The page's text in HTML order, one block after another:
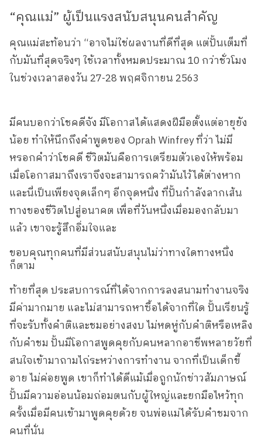
“คุณแม่” ผู้เป็นแรงสนับสนุนคนสำคัญ
คุณแม่สะท้อนว่า “อาจไม่ใช่ผลงานที่ดีที่สุด แต่ปั้นเต็มที่
กับมันที่สุดจริงๆ ใช้เวลาทั้งหมดประมาณ 10 กว่าชั่วโมง
ในช่วงเวลาสองวัน 27-28 พฤศจิกายน 2563
มีคนบอกว่าโชคดีจัง มีโอกาสได้แสดงฝีมือตั้งแต่อายุยัง
น้อย ทำให้นึกถึงคำพูดของ Oprah Winfrey ที่ว่า ไม่มี
หรอกคำว่าโชคดี ชีวิตมันคือการเตรียมตัวเองให้พร้อม
เมื่อโอกาสมาถึงเราจึงจะสามารถคว้ามันไว้ได้ต่างหาก
และนี่เป็นเพียงจุดเล็กๆ อีกจุดหนึ่ง ที่ปั้นกำลังลากเส้น
ทางของชีวิตไปสู่อนาคต เพื่อที่วันหนึ่งเมื่อมองกลับมา
แล้ว เขาจะรู้สึกอิ่มใจและ
ขอบคุณทุกคนที่มีส่วนสนับสนุนไม่ว่าทางใดทางหนึ่ง
ก็ตาม
ท้ายที่สุด ประสบการณ์ที่ได้จากการลงสนามทำงานจริง
มีค่ามากมาย และไม่สามารถหาซื้อได้จากที่ใด ปั้นเรียนรู้
ที่จะรับทั้งคำติและชมอย่างสงบ ไม่หดหู่กับคำติหรือเหลิง
กับคำชม ปั้นมีโอกาสพูดคุยกับคนหลากอาชีพหลายวัยที่
สนใจเข้ามาถามไถ่ระหว่างการทำงาน จากที่เป็นเด็กขี้
อาย ไม่ค่อยพูด เขาก็ทำได้ดีแม้เมื่อถูกนักข่าวสัมภาษณ์
ปั้นมีความอ่อนน้อมถ่อมตนกับผู้ใหญ่และยกมือไหว้ทุก
ครั้งเมื่อมีคนเข้ามาพูดคุยด้วย จนพ่อแม่ได้รับคำชมจาก
คนที่นั่น